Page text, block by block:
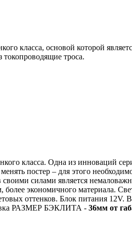
класса, основой которой
токопроводящие троса.
класса. Одна из инноваций
постер – для этого
силами является
экономичного материала.
оттенков. Блок питания 12V.
РАЗМЕР БЭКЛИТА - 36мм от